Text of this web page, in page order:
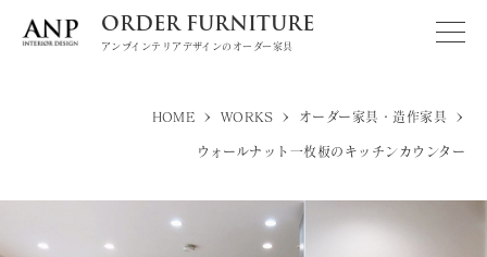
ORDER FURNITURE
アンプインテリアデザインのオーダー家具
HOME > WORKS > オーダー家具・造作家具 >
ウォールナット一枚板のキッチンカウンター